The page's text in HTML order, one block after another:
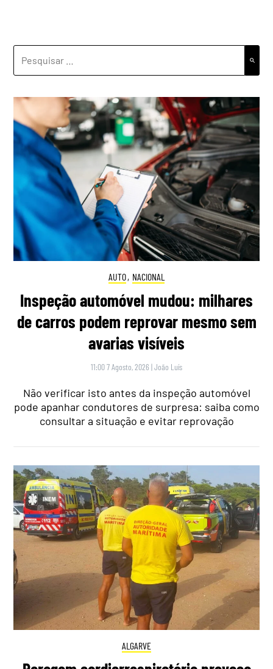
POR:
AUTO, NACIONAL
Inspeção automóvel mudou: milhares
de carros podem reprovar mesmo sem
avarias visíveis
11:00 7 Agosto, 2026 |João Luís
Não verificar isto antes da inspeção automóvel
pode apanhar condutores de surpresa: saiba como
consultar a situação e evitar reprovação
ALGARVE